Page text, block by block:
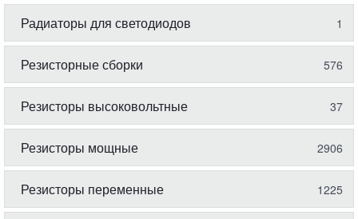
Радиаторы для светодиодов 1
Резисторные сборки 576
Резисторы высоковольтные 37
Резисторы мощные 2906
Резисторы переменные 1225